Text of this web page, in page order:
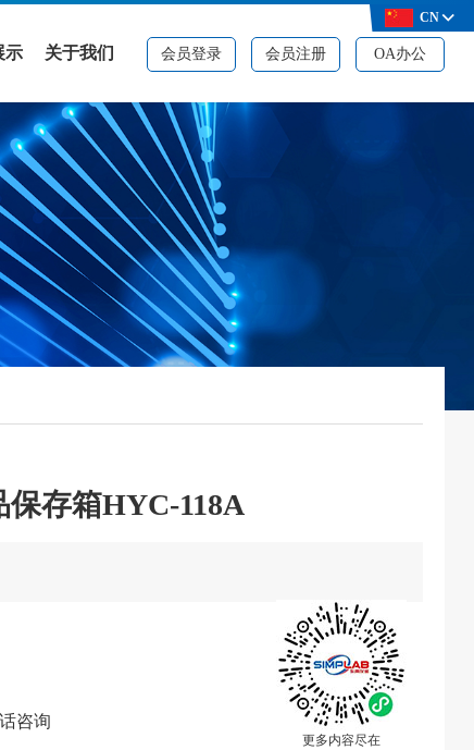
会员登录 会员注册 OA办公
示
案
关于我们
公司简介
品牌资质
CN
存箱HYC-118A
更多内容尽在
咨询